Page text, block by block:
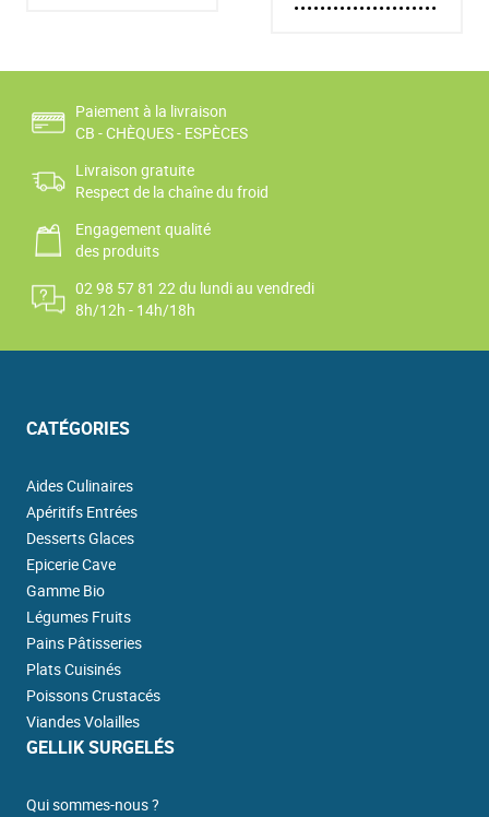
Paiement à la livraison
CB - CHÈQUES - ESPÈCES
Livraison gratuite
Respect de la chaîne du froid
Engagement qualité
des produits
02 98 57 81 22 du lundi au vendredi
8h/12h - 14h/18h
CATÉGORIES
Aides Culinaires
Apéritifs Entrées
Desserts Glaces
Epicerie Cave
Gamme Bio
Légumes Fruits
Pains Pâtisseries
Plats Cuisinés
Poissons Crustacés
Viandes Volailles
GELLIK SURGELÉS
Qui sommes-nous ?